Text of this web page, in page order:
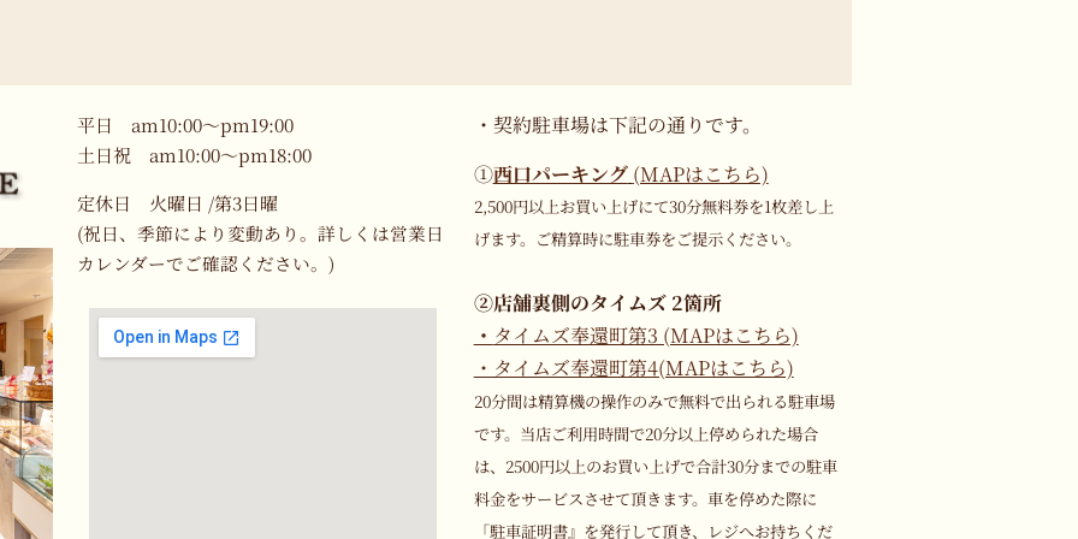
平日 am10:00～pm19:00
土日祝 am10:00～pm18:00
定休日 火曜日 /第3日曜
(祝日、季節により変動あり。詳しくは営業日
カレンダーでご確認ください。)
・契約駐車場は下記の通りです。
①西口パーキング (MAPはこちら)
2,500円以上お買い上げにて30分無料券を1枚差し上
げます。ご精算時に駐車券をご提示ください。
②店舗裏側のタイムズ 2箇所
・ タイムズ奉還町第3 (MAPはこちら)
・タイムズ奉還町第4(MAPはこちら)
20分間は精算機の操作のみで無料で出られる駐車場
です。当店ご利用時間で20分以上停められた場合
は、2500円以上のお買い上げで合計30分までの駐車
料金をサービスさせて頂きます。車を停めた際に
「駐車証明書』を発行して頂き、レジへお持ちくだ